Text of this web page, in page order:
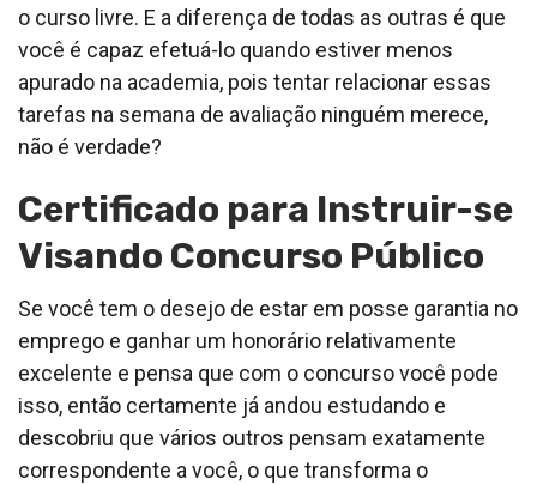
o curso livre. E a diferença de todas as outras é que
você é capaz efetuá-lo quando estiver menos
apurado na academia, pois tentar relacionar essas
tarefas na semana de avaliação ninguém merece,
não é verdade?
Certificado para Instruir-se
Visando Concurso Público
Se você tem o desejo de estar em posse garantia no
emprego e ganhar um honorário relativamente
excelente e pensa que com o concurso você pode
isso, então certamente já andou estudando e
descobriu que vários outros pensam exatamente
correspondente a você, o que transforma o